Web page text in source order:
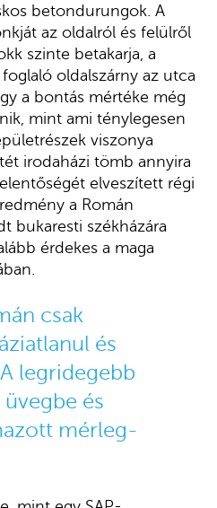
betondurungok. A
az oldalról és felülről
szinte betakarja, a
oldalszárny az utca
a bontás mértéke még
mint ami ténylegesen
viszonya
irodaházi tömb annyira
elveszített régi
a Román
bukaresti székházára
érdekes a maga
csak
és
legridegebb
és
mérleg-